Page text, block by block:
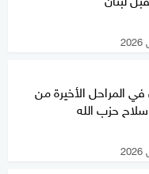
المراحل الأخيرة من
سلاح حزب الله